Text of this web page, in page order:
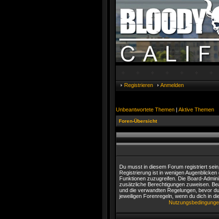
Registrieren Anmelden
Unbeantwortete Themen | Aktive Themen
Foren-Übersicht
Du musst in diesem Forum registriert
Registrierung ist in wenigen
Funktionen zuzugreifen. Die Board-
zusätzliche Berechtigungen zuweisen.
und die verwandten Regelungen, bevor
jeweiligen Forenregeln, wenn du dich in